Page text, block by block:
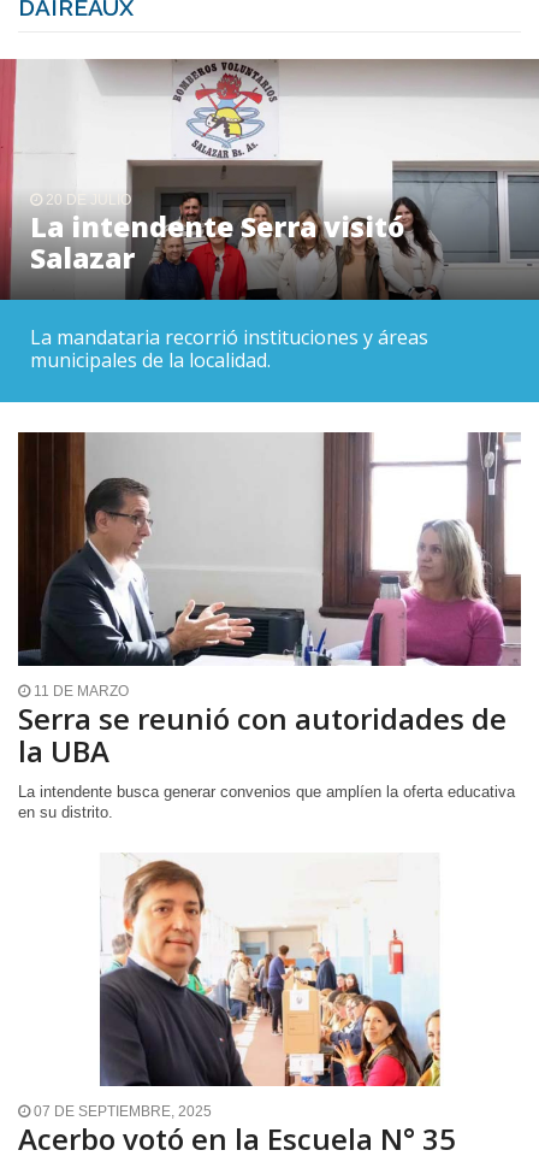
DAIREAUX
20 DE JULIO
La intendente Serra visitó
Salazar
La mandataria recorrió instituciones y áreas
municipales de la localidad.
11 DE MARZO
Serra se reunió con autoridades de
la UBA
La intendente busca generar convenios que amplíen la oferta educativa
en su distrito.
07 DE SEPTIEMBRE, 2025
Acerbo votó en la Escuela N° 35